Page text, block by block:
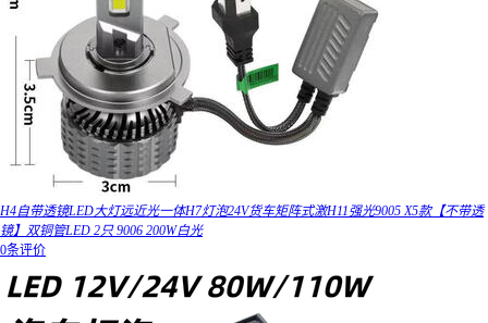
H4自带透镜LED大灯远近光一体H7灯泡24V货车矩阵式激H11强光9005 X5款【不带透
镜】双铜管LED 2只 9006 200W白光
0条评价